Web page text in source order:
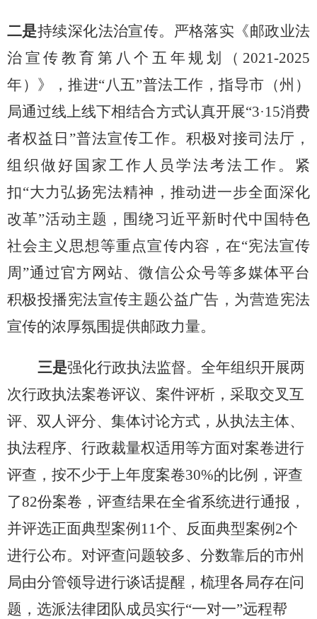
二是持续深化法治宣传。严格落实《邮政业法
治宣传教育第八个五年规划（ 2021-2025
年）》，推进“八五”普法工作，指导市（州）
局通过线上线下相结合方式认真开展“3·15消费
者权益日”普法宣传工作。积极对接司法厅，
组织做好国家工作人员学法考法工作。紧
扣“大力弘扬宪法精神，推动进一步全面深化
改革”活动主题，围绕习近平新时代中国特色
社会主义思想等重点宣传内容，在“宪法宣传
周”通过官方网站、微信公众号等多媒体平台
积极投播宪法宣传主题公益广告，为营造宪法
宣传的浓厚氛围提供邮政力量。
三是强化行政执法监督。全年组织开展两
次行政执法案卷评议、案件评析，采取交叉互
评、双人评分、集体讨论方式，从执法主体、
执法程序、行政裁量权适用等方面对案卷进行
评查，按不少于上年度案卷30%的比例，评查
了82份案卷，评查结果在全省系统进行通报，
并评选正面典型案例11个、反面典型案例2个
进行公布。对评查问题较多、分数靠后的市州
局由分管领导进行谈话提醒，梳理各局存在问
题，选派法律团队成员实行“一对一”远程帮